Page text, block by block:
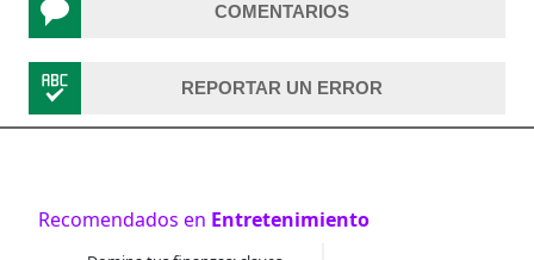
COMENTARIOS
REPORTAR UN ERROR
Recomendados en Entretenimiento